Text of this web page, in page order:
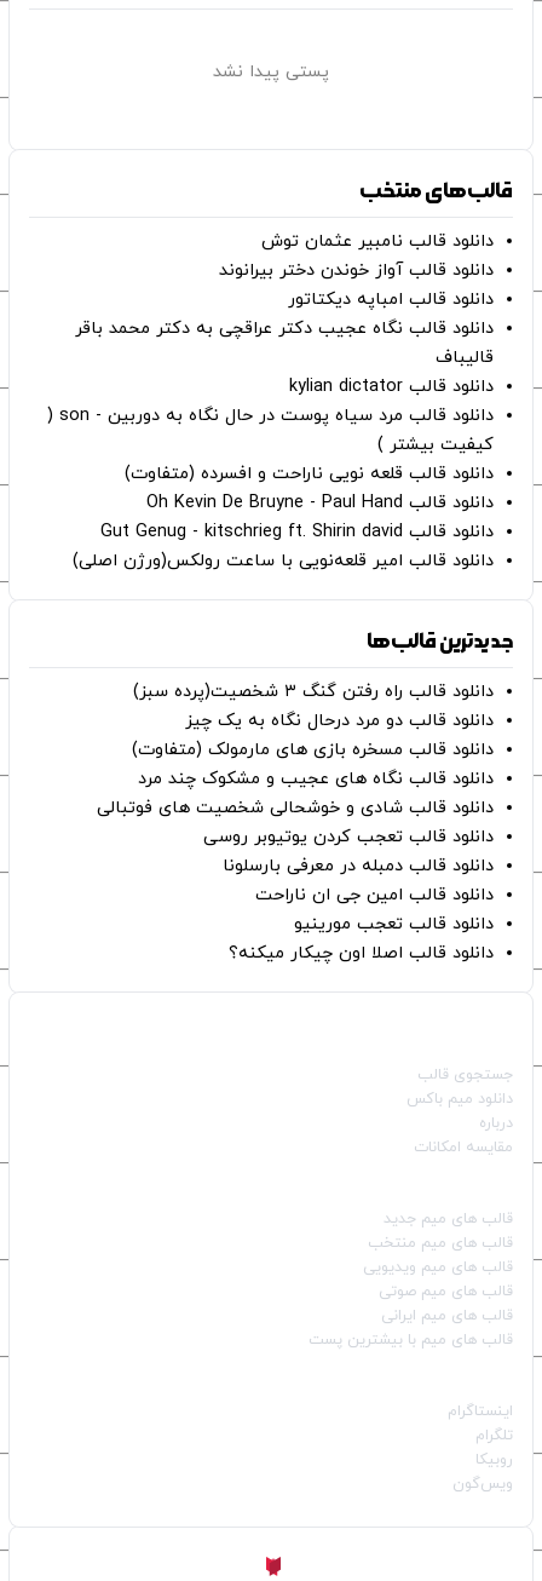
پستی پیدا نشد
قالب‌های منتخب
دانلود قالب نامبیر عثمان ‌توش
دانلود قالب آواز خوندن دختر بیرانوند
دانلود قالب امباپه دیکتاتور
دانلود قالب نگاه عجیب دکتر عراقچی به دکتر محمد باقر
قالیباف
دانلود قالب kylian dictator
دانلود قالب مرد سیاه پوست در حال نگاه به دوربین - son (
کیفیت بیشتر )
دانلود قالب قلعه نویی ناراحت و افسرده (متفاوت)
دانلود قالب Oh Kevin De Bruyne - Paul Hand
دانلود قالب Gut Genug - kitschrieg ft. Shirin david
دانلود قالب امیر قلعه‌نویی با ساعت رولکس(ورژن اصلی)
جدیدترین قالب‌ها
دانلود قالب راه رفتن گنگ ۳ شخصیت(پرده سبز)
دانلود قالب دو مرد درحال نگاه به یک چیز
دانلود قالب مسخره بازی های مارمولک (متفاوت)
دانلود قالب نگاه های عجیب و مشکوک چند مرد
دانلود قالب شادی و خوشحالی شخصیت های فوتبالی
دانلود قالب تعجب کردن یوتیوبر روسی
دانلود قالب دمبله در معرفی بارسلونا
دانلود قالب امین جی ان ناراحت
دانلود قالب تعجب مورینیو
دانلود قالب اصلا اون چیکار میکنه؟
جستجوی قالب
دانلود میم باکس
درباره
مقایسه امکانات
قالب‌ های میم جدید
قالب‌ های میم منتخب
قالب‌ های میم ویدیویی
قالب‌ های میم صوتی
قالب‌ های میم ایرانی
قالب‌ های میم با بیشترین پست
اینستاگرام
تلگرام
روبیکا
ویس‌گون